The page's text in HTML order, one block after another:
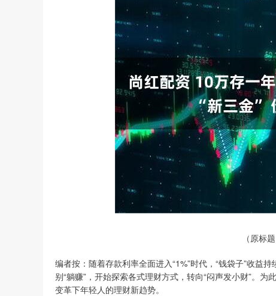
（原标
编者按：随着存款利率全面进入“1%”时代，“钱袋子”收益
别“躺赚”，开始探索各式理财方式，转向“闷声发小财”。
变革下年轻人的理财新趋势。